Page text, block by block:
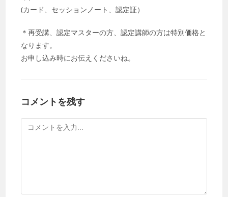
(カード、セッションノート、認定証）
＊再受講、認定マスターの方、認定講師の方は特別価格と
なります。
お申し込み時にお伝えくださいね。
コメントを残す